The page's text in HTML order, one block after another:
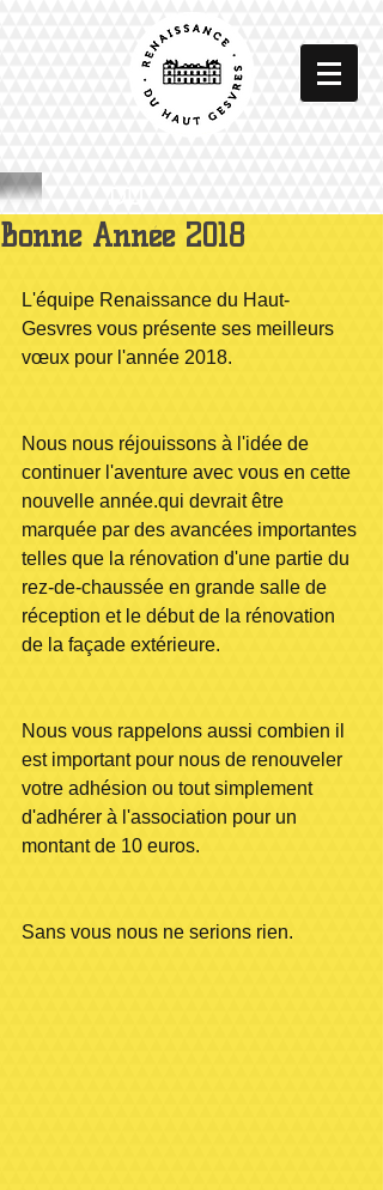
Bonne Année 2018
L'équipe Renaissance du Haut-
Gesvres vous présente ses meilleurs
vœux pour l'année 2018.
Nous nous réjouissons à l'idée de
continuer l'aventure avec vous en cette
nouvelle année.qui devrait être
marquée par des avancées importantes
telles que la rénovation d'une partie du
rez-de-chaussée en grande salle de
réception et le début de la rénovation
de la façade extérieure.
Nous vous rappelons aussi combien il
est important pour nous de renouveler
votre adhésion ou tout simplement
d'adhérer à l'association pour un
montant de 10 euros.
Sans vous nous ne serions rien.